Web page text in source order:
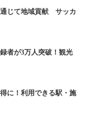
じて地域貢献 サッカ
者が3万人突破！観光
に！利用できる駅・施